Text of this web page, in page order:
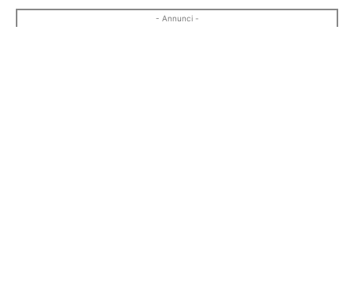
- Annunci -